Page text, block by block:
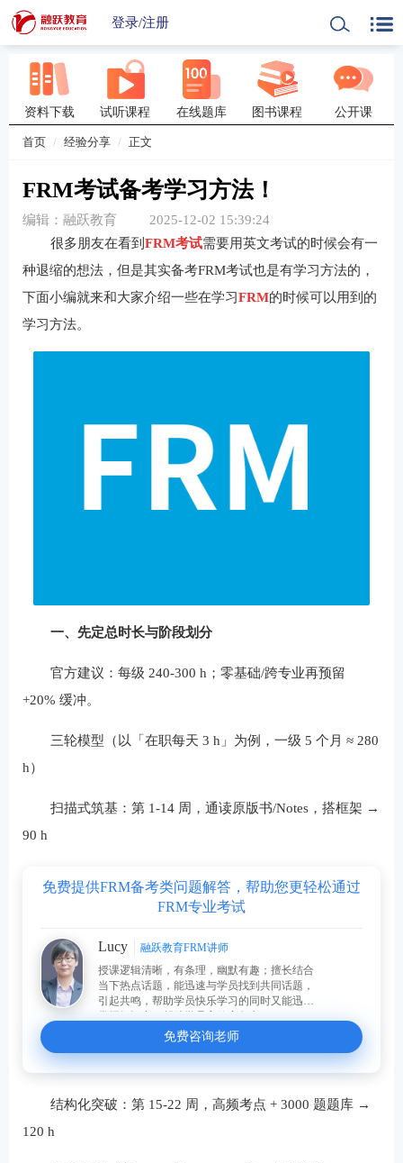
登录/注册
资料下载 试听课程 在线题库 图书课程 公开课
首页 经验分享 正文
FRM考试备考学习方法！
编辑：融跃教育
2025-12-02 15:39:24
很多朋友在看到 FRM考试需要用英文考试的时候会有一
种退缩的想法，但是其实备考FRM考试也是有学习方法的，
下面小编就来和大家介绍一些在学习FRM的时候可以用到的
学习方法。
一、先定总时长与阶段划分
官方建议：每级 240-300 h；零基础/跨专业再预留
+20% 缓冲。
三轮模型（以「在职每天 3 h」为例，一级 5 个月 ≈ 280
h）
扫描式筑基：第 1-14 周，通读原版书/Notes，搭框架 →
90 h
免费提供FRM备考类问题解答，帮助您更轻松通过
FRM专业考试
Lucy
融跃教育FRM讲师
授课逻辑清晰，有条理，幽默有趣；擅长结合
当下热点话题，能迅速与学员找到共同话题，
引起共鸣，帮助学员快乐学习的同时又能迅速
免费咨询老师
结构化突破：第 15-22 周，高频考点 + 3000 题题库 →
120 h